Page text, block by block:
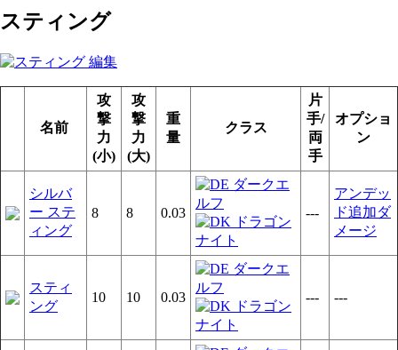
スティング
名前
攻
撃
力
(小)
攻
撃
力
(大)
重
量
クラス
片
手/
両
手
オプショ
ン
シルバ
ー ステ
ィング
8 8 0.03 ---
アンデッ
ド追加ダ
メージ
スティ
ング
10 10 0.03 --- ---